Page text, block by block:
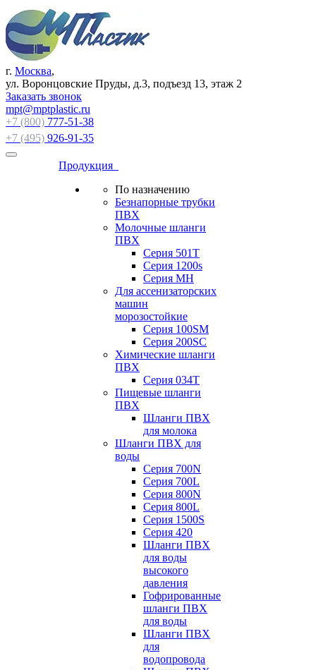
г. Москва,
ул. Воронцовские Пруды, д.3, подъезд 13, этаж 2
Заказать звонок
mpt@mptplastic.ru
+7 (800) 777-51-38
+7 (495) 926-91-35
Продукция
По назначению
Безнапорные трубки
ПВХ
Молочные шланги
ПВХ
Серия 501T
Серия 1200s
Серия МН
Для ассенизаторских
машин
морозостойкие
Серия 100SM
Серия 200SС
Химические шланги
ПВХ
Серия 034Т
Пищевые шланги
ПВХ
Шланги ПВХ
для молока
Шланги ПВХ для
воды
Серия 700N
Серия 700L
Серия 800N
Серия 800L
Серия 1500S
Серия 420
Шланги ПВХ
для воды
высокого
давления
Гофрированные
шланги ПВХ
для воды
Шланги ПВХ
для
водопровода